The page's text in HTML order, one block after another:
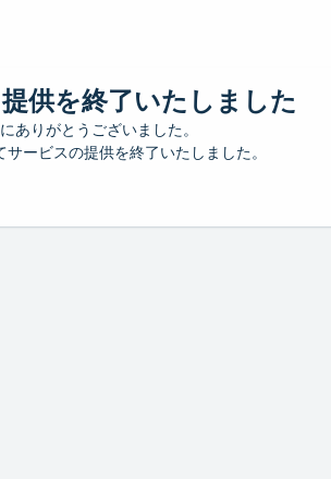
供を終了いたしました
ありがとうございました。
ービスの提供を終了いたしました。